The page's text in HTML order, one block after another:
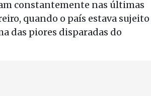
constantemente nas últimas
quando o país estava sujeito
das piores disparadas do